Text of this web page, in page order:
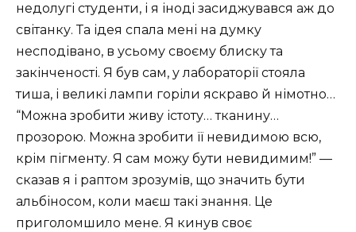
недолугі студенти, і я іноді засиджувався аж до
світанку. Та ідея спала мені на думку
несподівано, в усьому своєму блиску та
закінченості. Я був сам, у лабораторії стояла
тиша, і великі лампи горіли яскраво й німотно…
“Можна зробити живу істоту… тканину…
прозорою. Можна зробити її невидимою всю,
крім пігменту. Я сам можу бути невидимим!” —
сказав я і раптом зрозумів, що значить бути
альбіносом, коли маєш такі знання. Це
приголомшило мене. Я кинув своє